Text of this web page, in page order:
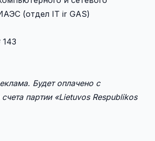
(отдел IT ir GAS)
Будет оплачено с
партии «Lietuvos Respublikos